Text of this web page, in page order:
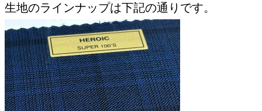
生地のラインナップは下記の通りです。